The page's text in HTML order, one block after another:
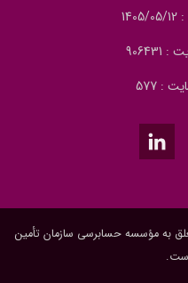
12
: 577
به مؤسسه حسابرسی سازمان تأمین